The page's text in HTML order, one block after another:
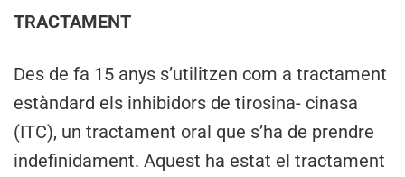
TRACTAMENT
Des de fa 15 anys s’utilitzen com a tractament
estàndard els inhibidors de tirosina- cinasa
(ITC), un tractament oral que s’ha de prendre
indefinidament. Aquest ha estat el tractament